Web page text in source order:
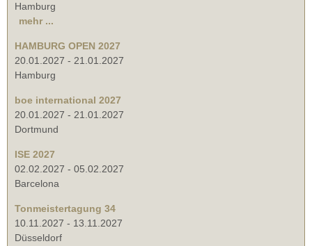
Hamburg
mehr ...
HAMBURG OPEN 2027
20.01.2027 - 21.01.2027
Hamburg
boe international 2027
20.01.2027 - 21.01.2027
Dortmund
ISE 2027
02.02.2027 - 05.02.2027
Barcelona
Tonmeistertagung 34
10.11.2027 - 13.11.2027
Düsseldorf